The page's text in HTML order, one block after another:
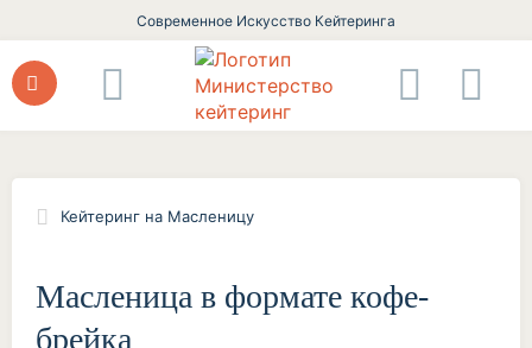
Современное Искусство Кейтеринга
Кейтеринг на Масленицу
Масленица в формате кофе-
брейка